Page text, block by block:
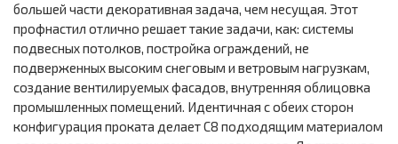
большей части декоративная задача, чем несущая. Этот
профнастил отлично решает такие задачи, как: системы
подвесных потолков, постройка ограждений, не
подверженных высоким снеговым и ветровым нагрузкам,
создание вентилируемых фасадов, внутренняя облицовка
промышленных помещений. Идентичная с обеих сторон
конфигурация проката делает С8 подходящим материалом